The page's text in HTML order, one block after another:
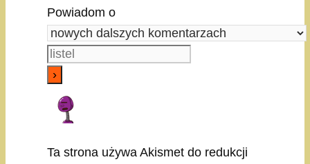
Powiadom o
Ta strona używa Akismet do redukcji